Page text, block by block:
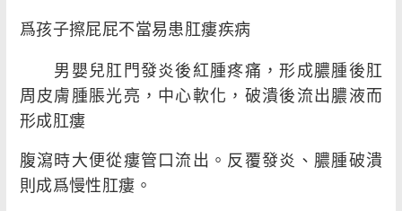
爲孩子擦屁屁不當易患肛瘻疾病
男嬰兒肛門發炎後紅腫疼痛，形成膿腫後肛
周皮膚腫脹光亮，中心軟化，破潰後流出膿液而
形成肛瘻
腹瀉時大便從瘻管口流出。反覆發炎、膿腫破潰
則成爲慢性肛瘻。